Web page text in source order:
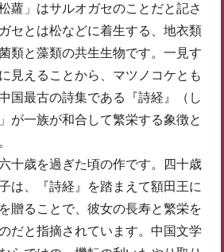
蘿」はサルオガセのことだと記さ
セとは松などに着生する、地衣類
類と藻類の共生生物です。一見す
見えることから、マツノコケとも
国最古の詩集である『詩経』（し
が一族が和合して繁栄する象徴と
十歳を過ぎた頃の作です。四十歳
は、『詩経』を踏まえて額田王に
贈ることで、彼女の長寿と繁栄を
だと指摘されています。中国文学